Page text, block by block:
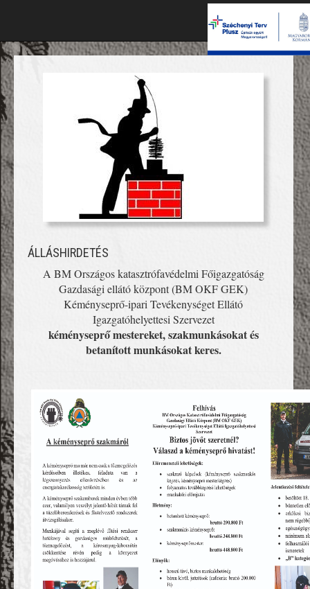
ÁLLÁSHIRDETÉS
A BM Országos katasztrófavédelmi Főigazgatóság
Gazdasági ellátó központ (BM OKF GEK)
Kéményseprő-ipari Tevékenységet Ellátó
Igazgatóhelyettesi Szervezet
kéményseprő mestereket, szakmunkásokat és
betanított munkásokat keres.